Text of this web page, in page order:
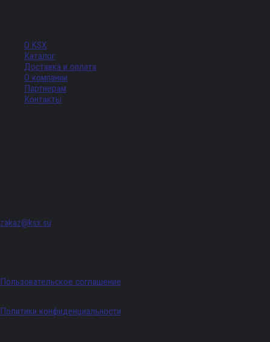
О KSX
Каталог
Доставка и оплата
О компании
Партнерам
Контакты
zakaz@ksx.su
Пользовательское соглашение
Политики конфиденциальности